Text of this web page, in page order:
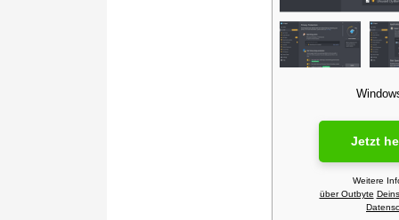
Jetzt
Weitere
über Outbyte